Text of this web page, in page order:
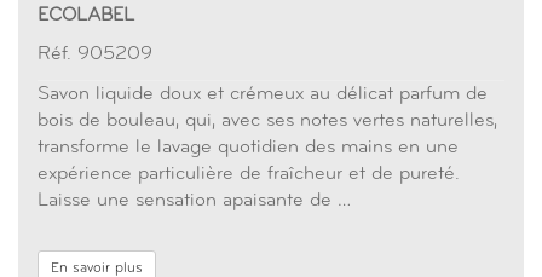
ECOLABEL
Réf. 905209
Savon liquide doux et crémeux au délicat parfum de
bois de bouleau, qui, avec ses notes vertes naturelles,
transforme le lavage quotidien des mains en une
expérience particulière de fraîcheur et de pureté.
Laisse une sensation apaisante de …
En savoir plus